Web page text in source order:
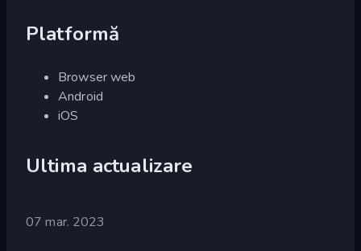
Platformă
Browser web
Android
iOS
Ultima actualizare
07 mar. 2023